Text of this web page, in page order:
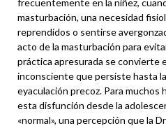
frecuentemente en la niñez,
masturbación, una necesidad
reprendidos o sentirse
acto de la masturbación para
práctica apresurada se convierte
inconsciente que persiste hasta
eyaculación precoz. Para muchos
esta disfunción desde la
«normal», una percepción que la